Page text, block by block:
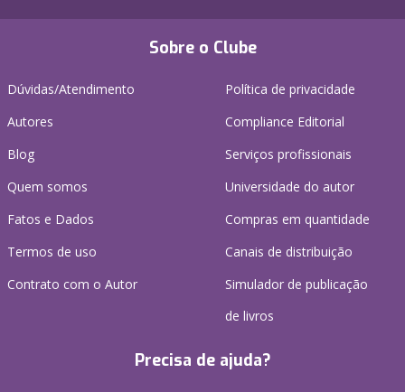
Sobre o Clube
Dúvidas/Atendimento
Autores
Blog
Quem somos
Fatos e Dados
Termos de uso
Contrato com o Autor
Política de privacidade
Compliance Editorial
Serviços profissionais
Universidade do autor
Compras em quantidade
Canais de distribuição
Simulador de publicação
de livros
Precisa de ajuda?